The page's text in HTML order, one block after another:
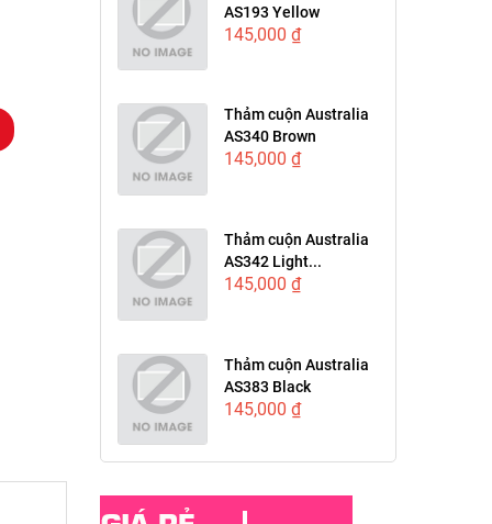
AS193 Yellow
145,000 ₫
Thảm cuộn Australia
AS340 Brown
145,000 ₫
Thảm cuộn Australia
AS342 Light...
145,000 ₫
Thảm cuộn Australia
AS383 Black
145,000 ₫